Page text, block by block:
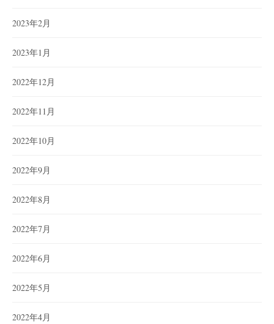
2023年2月
2023年1月
2022年12月
2022年11月
2022年10月
2022年9月
2022年8月
2022年7月
2022年6月
2022年5月
2022年4月